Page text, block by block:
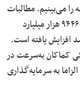
را می‌بینیم. مطالبات
شبکه بانکی از بخش غیردولتی در پایان آذر ۱۴۰۴ به حدود ۹۴۴۶ هزار میلیارد
نسبت به آذر سال قبلی نزدیک به ۳۹ درصد افزایش یافته است.
کماکان به‌سرعت در
به سرمایه‌گذاری